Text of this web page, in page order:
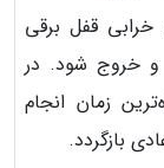
خرابی قفل برقی
و خروج شود. در
زمان انجام
بازگردد.